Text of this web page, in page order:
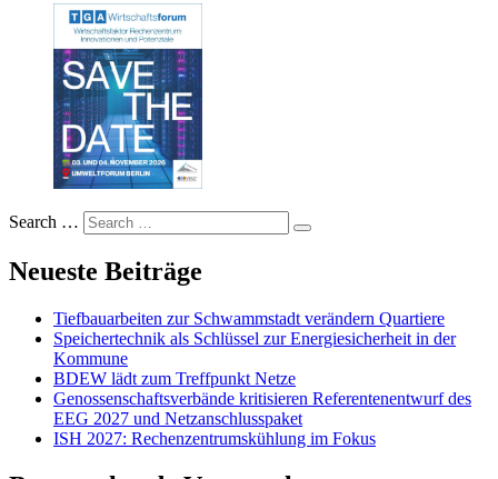
Search …
Neueste Beiträge
Tiefbauarbeiten zur Schwammstadt verändern Quartiere
Speichertechnik als Schlüssel zur Energiesicherheit in der
Kommune
BDEW lädt zum Treffpunkt Netze
Genossenschaftsverbände kritisieren Referentenentwurf des
EEG 2027 und Netzanschlusspaket
ISH 2027: Rechenzentrumskühlung im Fokus